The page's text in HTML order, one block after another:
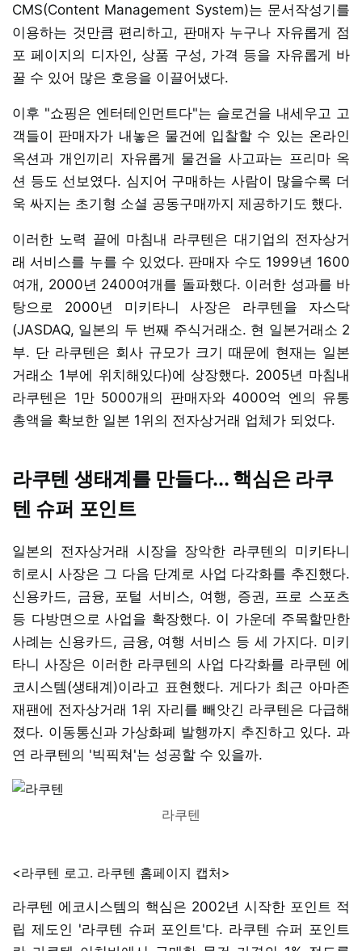
CMS(Content Management System)는 문서작성기를
이용하는 것만큼 편리하고, 판매자 누구나 자유롭게 점
포 페이지의 디자인, 상품 구성, 가격 등을 자유롭게 바
꿀 수 있어 많은 호응을 이끌어냈다.
이후 "쇼핑은 엔터테인먼트다"는 슬로건을 내세우고 고
객들이 판매자가 내놓은 물건에 입찰할 수 있는 온라인
옥션과 개인끼리 자유롭게 물건을 사고파는 프리마 옥
션 등도 선보였다. 심지어 구매하는 사람이 많을수록 더
욱 싸지는 초기형 소셜 공동구매까지 제공하기도 했다.
이러한 노력 끝에 마침내 라쿠텐은 대기업의 전자상거
래 서비스를 누를 수 있었다. 판매자 수도 1999년 1600
여개, 2000년 2400여개를 돌파했다. 이러한 성과를 바
탕으로 2000년 미키타니 사장은 라쿠텐을 자스닥
(JASDAQ, 일본의 두 번째 주식거래소. 현 일본거래소 2
부. 단 라쿠텐은 회사 규모가 크기 때문에 현재는 일본
거래소 1부에 위치해있다)에 상장했다. 2005년 마침내
라쿠텐은 1만 5000개의 판매자와 4000억 엔의 유통
총액을 확보한 일본 1위의 전자상거래 업체가 되었다.
라쿠텐 생태계를 만들다... 핵심은 라쿠
텐 슈퍼 포인트
일본의 전자상거래 시장을 장악한 라쿠텐의 미키타니
히로시 사장은 그 다음 단계로 사업 다각화를 추진했다.
신용카드, 금융, 포털 서비스, 여행, 증권, 프로 스포츠
등 다방면으로 사업을 확장했다. 이 가운데 주목할만한
사례는 신용카드, 금융, 여행 서비스 등 세 가지다. 미키
타니 사장은 이러한 라쿠텐의 사업 다각화를 라쿠텐 에
코시스템(생태계)이라고 표현했다. 게다가 최근 아마존
재팬에 전자상거래 1위 자리를 빼앗긴 라쿠텐은 다급해
졌다. 이동통신과 가상화폐 발행까지 추진하고 있다. 과
연 라쿠텐의 '빅픽쳐'는 성공할 수 있을까.
라쿠텐
<라쿠텐 로고. 라쿠텐 홈페이지 캡처>
라쿠텐 에코시스템의 핵심은 2002년 시작한 포인트 적
립 제도인 '라쿠텐 슈퍼 포인트'다. 라쿠텐 슈퍼 포인트